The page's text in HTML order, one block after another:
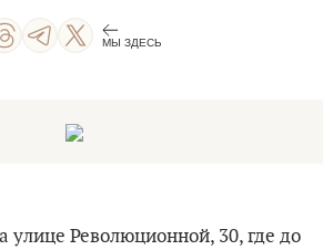
МЫ ЗДЕСЬ
улице Революционной, 30, где до